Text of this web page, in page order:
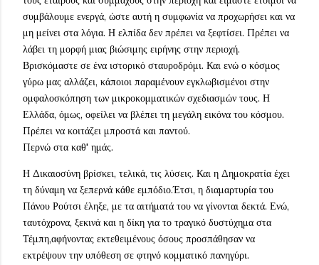
συμβάλουμε ενεργά, ώστε αυτή η συμφωνία να προχωρήσει και να
μη μείνει στα λόγια. Η ελπίδα δεν πρέπει να ξεφτίσει. Πρέπει να
λάβει τη μορφή μιας βιώσιμης ειρήνης στην περιοχή.
Βρισκόμαστε σε ένα ιστορικό σταυροδρόμι. Και ενώ ο κόσμος
γύρω μας αλλάζει, κάποιοι παραμένουν εγκλωβισμένοι στην
ομφαλοσκόπηση των μικροκομματικών σχεδιασμών τους. Η
Ελλάδα, όμως, οφείλει να βλέπει τη μεγάλη εικόνα του κόσμου.
Πρέπει να κοιτάζει μπροστά και παντού.
Περνώ στα καθ' ημάς.
Η Δικαιοσύνη βρίσκει, τελικά, τις λύσεις. Και η Δημοκρατία έχει
τη δύναμη να ξεπερνά κάθε εμπόδιο.Έτσι, η διαμαρτυρία του
Πάνου Ρούτσι έληξε, με τα αιτήματά του να γίνονται δεκτά. Ενώ,
ταυτόχρονα, ξεκινά και η δίκη για το τραγικό δυστύχημα στα
Τέμπη,αφήνοντας εκτεθειμένους όσους προσπάθησαν να
εκτρέψουν την υπόθεση σε φτηνό κομματικό πανηγύρι.